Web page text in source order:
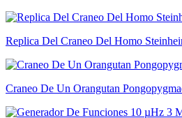
Replica Del Craneo Del Homo
Craneo De Un Orangutan